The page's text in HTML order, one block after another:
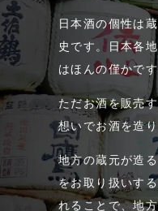
日本酒の個性は
史です。日本各
はほんの僅かで
ただお酒を販売
想いでお酒を造
地方の蔵元が造
をお取り扱いす
れることで、地